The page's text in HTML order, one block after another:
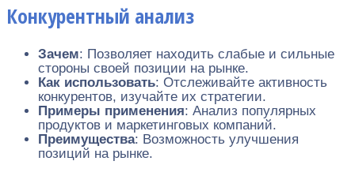
Конкурентный анализ
Зачем: Позволяет находить слабые и сильные
стороны своей позиции на рынке.
Как использовать: Отслеживайте активность
конкурентов, изучайте их стратегии.
Примеры применения: Анализ популярных
продуктов и маркетинговых компаний.
Преимущества: Возможность улучшения
позиций на рынке.